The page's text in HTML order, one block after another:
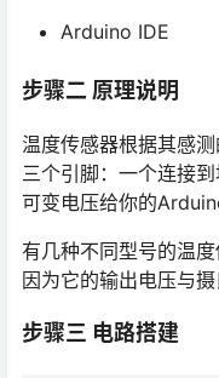
Arduino IDE
步骤二 原理说明
温度传感器根据其感
三个引脚：一个连接
可变电压给你的
有几种不同型号的温
因为它的输出电压与摄
步骤三 电路搭建